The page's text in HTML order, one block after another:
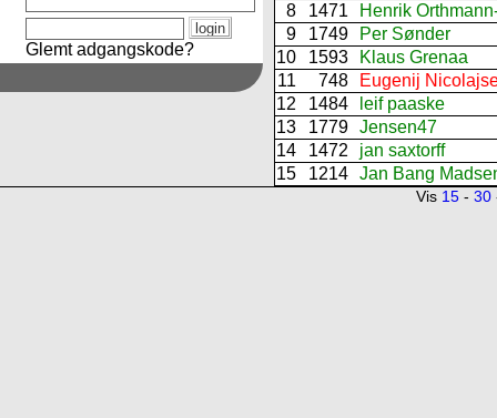
Glemt adgangskode?
8
1471
Henrik
9
1749
Per Sønder
10
1593
Klaus Grenaa
11
748
Eugenij
12
1484
leif paaske
13
1779 Jensen47
14
1472
jan saxtorff
15
1214 Jan Bang
Vis 15 - 30